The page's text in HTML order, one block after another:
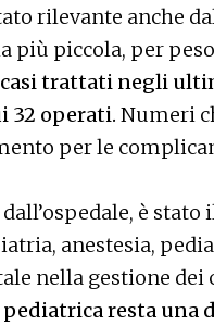
rilevante anche
più piccola, per
trattati negli
32 operati. Numeri
per le
è stato
anestesia,
nella gestione dei
resta una